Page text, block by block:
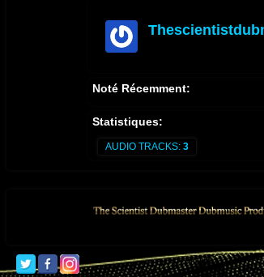
Noté Récemment:
Statistiques:
AUDIO TRACKS: 3